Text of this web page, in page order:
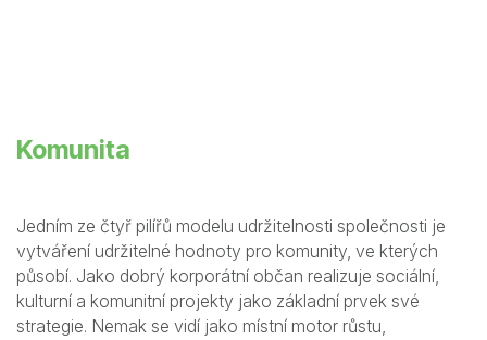
Komunita
Jedním ze čtyř pilířů modelu udržitelnosti společnosti je
vytváření udržitelné hodnoty pro komunity, ve kterých
působí. Jako dobrý korporátní občan realizuje sociální,
kulturní a komunitní projekty jako základní prvek své
strategie. Nemak se vidí jako místní motor růstu,